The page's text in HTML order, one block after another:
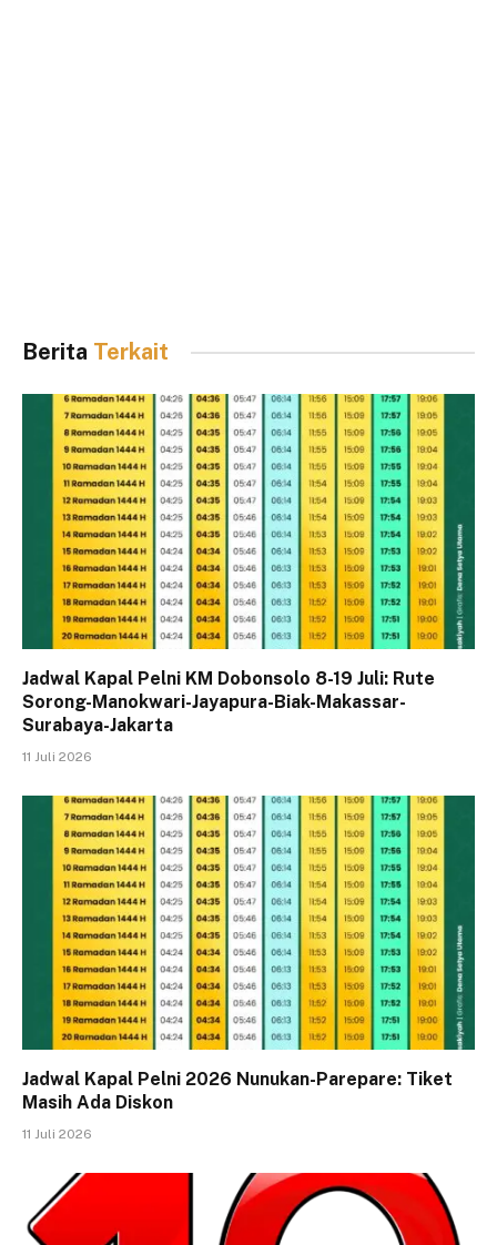
Berita Terkait
Jadwal Kapal Pelni KM Dobonsolo 8-19 Juli: Rute
Sorong-Manokwari-Jayapura-Biak-Makassar-
Surabaya-Jakarta
11 Juli 2026
Jadwal Kapal Pelni 2026 Nunukan-Parepare: Tiket
Masih Ada Diskon
11 Juli 2026